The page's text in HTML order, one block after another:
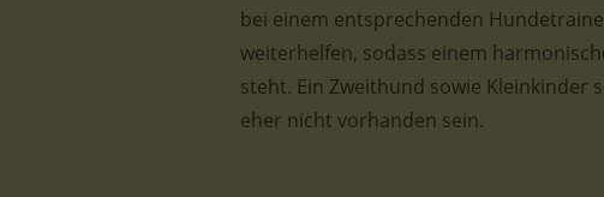
bei einem entsprechenden
weiterhelfen, sodass einem
steht. Ein Zweithund sowie
eher nicht vorhanden sein.